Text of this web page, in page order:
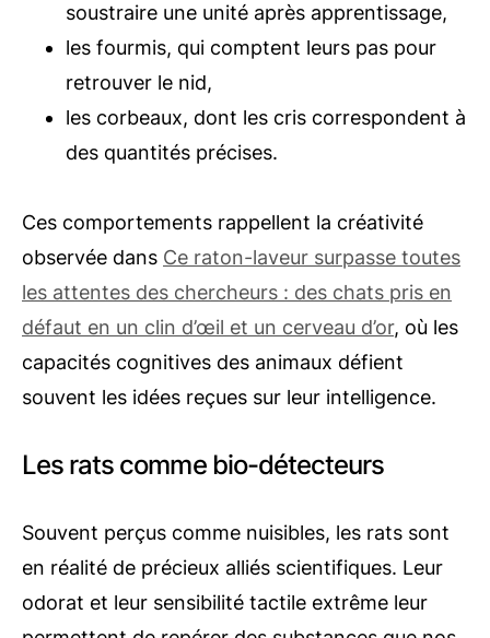
soustraire une unité après apprentissage,
les fourmis, qui comptent leurs pas pour
retrouver le nid,
les corbeaux, dont les cris correspondent à
des quantités précises.
Ces comportements rappellent la créativité
observée dans Ce raton-laveur surpasse toutes
les attentes des chercheurs : des chats pris en
défaut en un clin d’œil et un cerveau d’or, où les
capacités cognitives des animaux défient
souvent les idées reçues sur leur intelligence.
Les rats comme bio-détecteurs
Souvent perçus comme nuisibles, les rats sont
en réalité de précieux alliés scientifiques. Leur
odorat et leur sensibilité tactile extrême leur